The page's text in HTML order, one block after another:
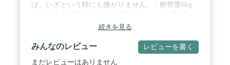
ば、いざという時にも嫌がりません。 / 耐荷重6kg
っかり安定する自立型なので、安定感があります。
/ 大窓＆小窓の2重窓構造で、それぞれ二個あるジッ
パーは中から開かない安全ロック式です。
続きを見る
みんなのレビュー レビューを書く
まだレビューはありません